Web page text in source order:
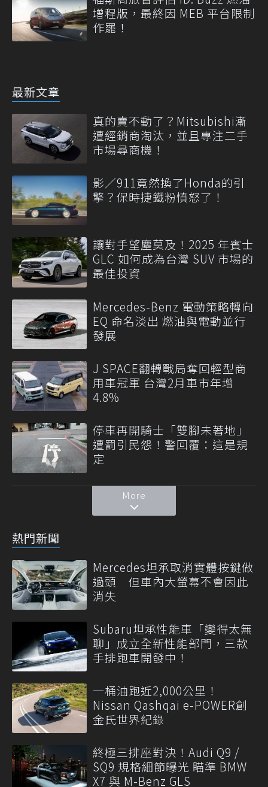
增程版，最終因 MEB 平台限制
作罷！
最新文章
真的賣不動了？Mitsubishi漸
遭經銷商淘汰，並且專注二手
市場尋商機！
影／911竟然換了Honda的引
擎？保時捷鐵粉憤怒了！
讓對手望塵莫及！2025 年賓士
GLC 如何成為台灣 SUV 市場的
最佳投資
Mercedes-Benz 電動策略轉向
EQ 命名淡出 燃油與電動並行
發展
J SPACE翻轉戰局奪回輕型商
用車冠軍 台灣2月車市年增
4.8%
停車再開騎士「雙腳未著地」
遭罰引民怨！警回覆：這是規
定
More
熱門新聞
Mercedes坦承取消實體按鍵做
過頭 但車內大螢幕不會因此
消失
Subaru坦承性能車「變得太無
聊」成立全新性能部門，三款
手排跑車開發中！
一桶油跑近2,000公里！
Nissan Qashqai e-POWER創
金氏世界紀錄
終極三排座對決！Audi Q9 /
SQ9 規格細節曝光 瞄準 BMW
X7 與 M-Benz GLS